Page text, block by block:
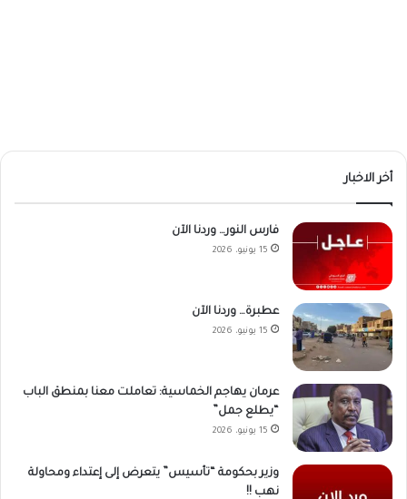
أخر الاخبار
فارس النور… وردنا الآن
15 يونيو، 2026
عطبرة… وردنا الآن
15 يونيو، 2026
عرمان يهاجم الخماسية: تعاملت معنا بمنطق الباب
“يطلع جمل”
15 يونيو، 2026
وزير بحكومة “تأسيس” يتعرض إلى إعتداء ومحاولة
نهب !!